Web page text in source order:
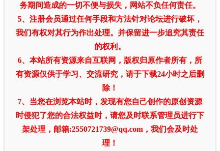
务期间造成的一切不便与损失，网站不负任何责任。
5、注册会员通过任何手段和方法针对论坛进行破坏，
我们有权对其行为作出处理。并保留进一步追究其责任
的权利。
6、本站所有资源来自互联网，版权归原作者所有，所
有资源仅供于学习、交流研究，请于下载24小时之后删
除！
7、当您在浏览本站时，发现有您自己创作的原创资源
时侵犯了您的合法权益时，请您及时联系管理员进行下
架处理，邮箱:2550721739@qq.com，我们会及时处
理！